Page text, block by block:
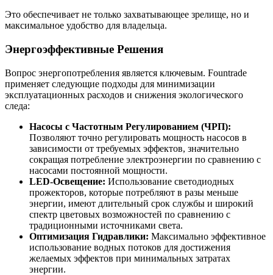
Это обеспечивает не только захватывающее зрелище, но и
максимальное удобство для владельца.
Энергоэффективные Решения
Вопрос энергопотребления является ключевым. Fountrade
применяет следующие подходы для минимизации
эксплуатационных расходов и снижения экологического
следа:
Насосы с Частотным Регулированием (ЧРП):
Позволяют точно регулировать мощность насосов в
зависимости от требуемых эффектов, значительно
сокращая потребление электроэнергии по сравнению с
насосами постоянной мощности.
LED-Освещение: Использование светодиодных
прожекторов, которые потребляют в разы меньше
энергии, имеют длительный срок службы и широкий
спектр цветовых возможностей по сравнению с
традиционными источниками света.
Оптимизация Гидравлики: Максимально эффективное
использование водных потоков для достижения
желаемых эффектов при минимальных затратах
энергии.